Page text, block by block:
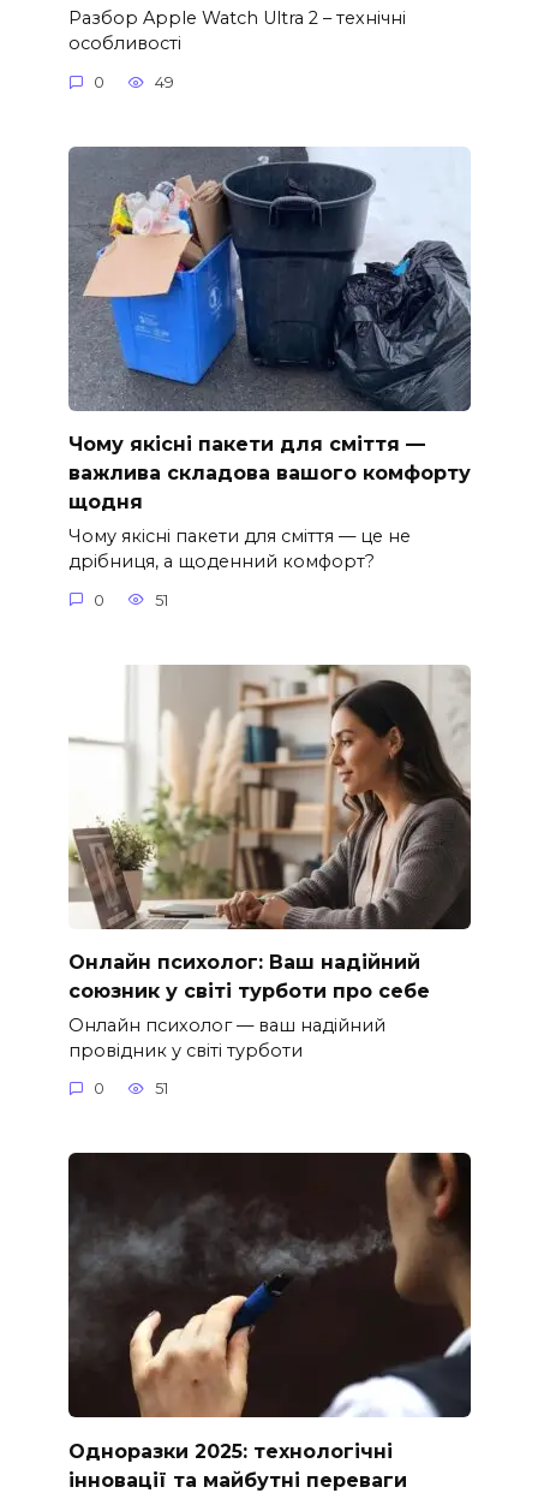
Разбор Apple Watch Ultra 2 – технічні
особливості
0 49
Чому якісні пакети для сміття —
важлива складова вашого комфорту
щодня
Чому якісні пакети для сміття — це не
дрібниця, а щоденний комфорт?
0 51
Онлайн психолог: Ваш надійний
союзник у світі турботи про себе
Онлайн психолог — ваш надійний
провідник у світі турботи
0 51
Одноразки 2025: технологічні
інновації та майбутні переваги